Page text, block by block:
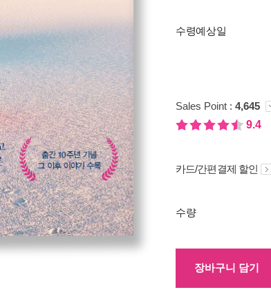
수령예상일
Sales Point : 4,645
9.4
카드/간편결제 할인
수량
장바구니 담기